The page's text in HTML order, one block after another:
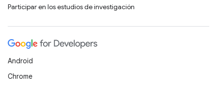
Participar en los estudios de investigación
Android
Chrome